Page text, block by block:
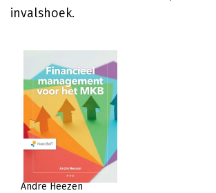
invalshoek.
André Heezen